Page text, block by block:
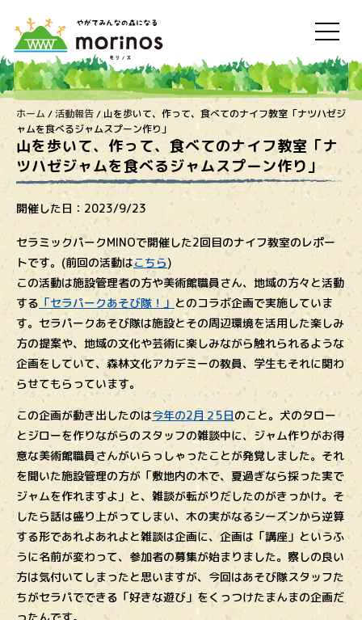
ホーム /活動報告/ 山を歩いて、作って、食べてのナイフ教室「ナツハゼジ
ャムを食べるジャムスプーン作り」
山を歩いて、作って、食べてのナイフ教室「ナ
ツハゼジャムを食べるジャムスプーン作り」
開催した日： 2023/9/23
セラミックパークMINOで開催した2回目のナイフ教室のレポー
トです。(前回の活動はこちら)
この活動は施設管理者の方や美術館職員さん、地域の方々と活動
する「セラパークあそび隊！」 とのコラボ企画で実施していま
す。セラパークあそび隊は施設とその周辺環境を活用した楽しみ
方の提案や、地域の文化や芸術に楽しみながら触れられるような
企画をしていて、森林文化アカデミーの教員、学生もそれに関わ
らせてもらっています。
この企画が動き出したのは今年の2月２5日のこと。犬のタロー
とジローを作りながらのスタッフの雑談中に、ジャム作りがお得
意な美術館職員さんがいらっしゃったことが発覚しました。それ
を聞いた施設管理の方が「敷地内の木で、夏過ぎなら採った実で
ジャムを作れますよ」と、雑談が転がりだしたのがきっかけ。そ
したら話は盛り上がってしまい、木の実がなるシーズンから逆算
する形であれよあれよと雑談は企画に、企画は「講座」というふ
うに名前が変わって、参加者の募集が始まりました。察しの良い
方は気付いてしまったと思いますが、今回はあそび隊スタッフた
ちがセラパでできる「好きな遊び」をくっつけたまんまの企画だ